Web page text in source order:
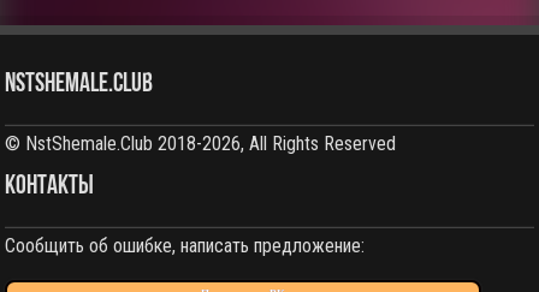
NstShemale.Club
© NstShemale.Club 2018-2026, All Rights Reserved
КОНТАКТЫ
Сообщить об ошибке, написать предложение: